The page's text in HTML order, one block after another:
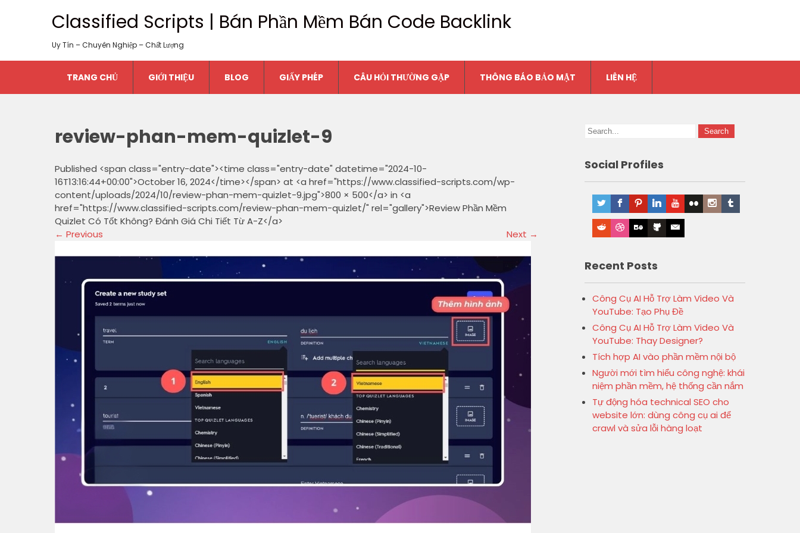
Classified Scripts | Bán Phần Mềm Bán Code Backlink
Uy Tín – Chuyên Nghiệp – Chất Lượng
TRANG CHỦ GIỚI THIỆU BLOG GIẤY PHÉP CÂU HỎI THƯỜNG GẶP THÔNG BÁO BẢO MẬT LIÊN HỆ
review-phan-mem-quizlet-9
Published <span class="entry-date"><time class="entry-date" datetime="2024-10-
16T13:16:44+00:00">October 16, 2024</time></span> at <a href="https://www.classified-scripts.com/wp-
content/uploads/2024/10/review-phan-mem-quizlet-9.jpg">800 × 500</a> in <a
href="https://www.classified-scripts.com/review-phan-mem-quizlet/" rel="gallery">Review Phần Mềm
Quizlet Có Tốt Không? Đánh Giá Chi Tiết Từ A-Z</a>
← Previous Next →
Social Profiles
Recent Posts
Công Cụ AI Hỗ Trợ Làm Video Và
YouTube: Tạo Phụ Đề
Công Cụ AI Hỗ Trợ Làm Video Và
YouTube: Thay Designer?
Tích hợp AI vào phần mềm nội bộ
Người mới tìm hiểu công nghệ: khái
niệm phần mềm, hệ thống cần nắm
Tự động hóa technical SEO cho
website lớn: dùng công cụ ai để
crawl và sửa lỗi hàng loạt